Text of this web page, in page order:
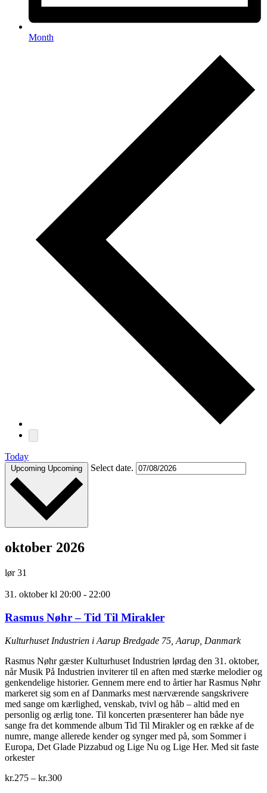
Month
Today
Upcoming Upcoming Select date.
oktober 2026
lør31
31. oktober kl 20:00 - 22:00
Rasmus Nøhr – Tid Til Mirakler
Kulturhuset Industrien i Aarup Bredgade 75, Aarup, Danmark
Rasmus Nøhr gæster Kulturhuset Industrien lørdag den 31. oktober,
når Musik På Industrien inviterer til en aften med stærke melodier og
genkendelige historier. Gennem mere end to årtier har Rasmus Nøhr
markeret sig som en af Danmarks mest nærværende sangskrivere
med sange om kærlighed, venskab, tvivl og håb – altid med en
personlig og ærlig tone. Til koncerten præsenterer han både nye
sange fra det kommende album Tid Til Mirakler og en række af de
numre, mange allerede kender og synger med på, som Sommer i
Europa, Det Glade Pizzabud og Lige Nu og Lige Her. Med sit faste
orkester
kr.275 – kr.300